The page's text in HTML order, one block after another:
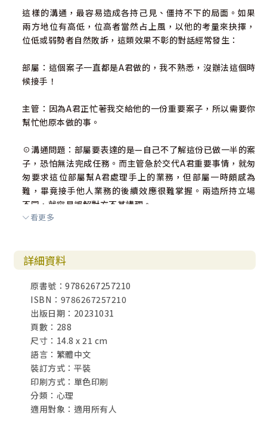
這樣的溝通，最容易造成各持己見、僵持不下的局面。如果
兩方地位有高低，位高者當然占上風，以他的考量來抉擇，
位低或弱勢者自然敗訴，這類效果不彰的對話經常發生：
部屬：這個案子一直都是A君做的，我不熟悉，沒辦法這個時
候接手！
主管：因為A君正忙著我交給他的一份重要案子，所以需要你
幫忙他原本做的事。
☉溝通問題：部屬要表達的是—自己不了解這份已做一半的案
子，恐怕無法完成任務。而主管急於交代A君重要事情，就匆
匆要求這位部屬幫A君處理手上的業務，但部屬一時頗感為
難，畢竟接手他人業務的後續效應很難掌握。兩造所持立場
不同，就容易誤解對方不甚講理。
妻：我想換一台高畫質液晶電視，可3D轉化，又有預設錄影
功能……
夫：你應該多花時間充實自己，不要花太多時間看電視，浪
費光陰！
☉溝通問題：妻所談的主題是買台性能齊全的電視，夫所談
的主題是善用時間充實自己。當我們溝通時，雖然看似都在
談同一件事，可是如果雙方所關注的重點不同，共識就較難
達成，也容易造成爭執。若是身分有高低，優勢方自然掌握
主導權。
我們繼續來看但以理第二回合的爭取談判：
看更多
詳細資料
原書號：9786267257210
ISBN：9786267257210
出版日期：20231031
頁數：288
尺寸：14.8 x 21 cm
語言：繁體中文
裝訂方式：平裝
印刷方式：單色印刷
分類：心理
適用對象：適用所有人